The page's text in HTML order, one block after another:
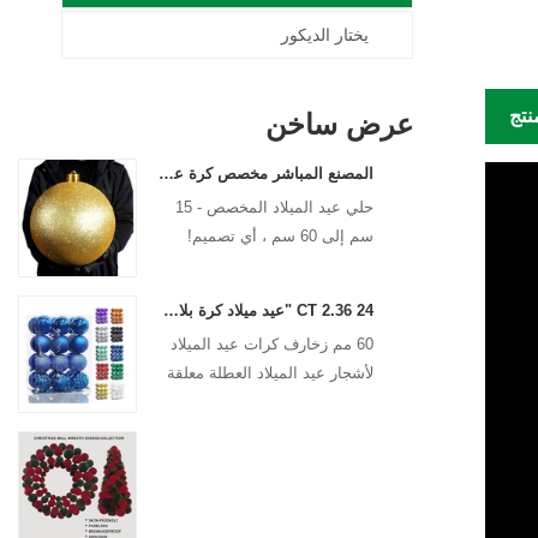
يختار الديكور
عرض ساخن
المصنع المباشر مخصص كرة عيد الميلاد الحلي الكبيرة الحلي الكبيرة 15 سم - 60 سم كرات شعار عيد الميلاد
حلي عيد الميلاد المخصص - 15
سم إلى 60 سم ، أي تصميم!
24 CT 2.36 "عيد ميلاد كرة بلاستيكية للتعليق زخرفة الزخرفة عيد الميلاد كرات مضادة
60 مم زخارف كرات عيد الميلاد
لأشجار عيد الميلاد العطلة معلقة